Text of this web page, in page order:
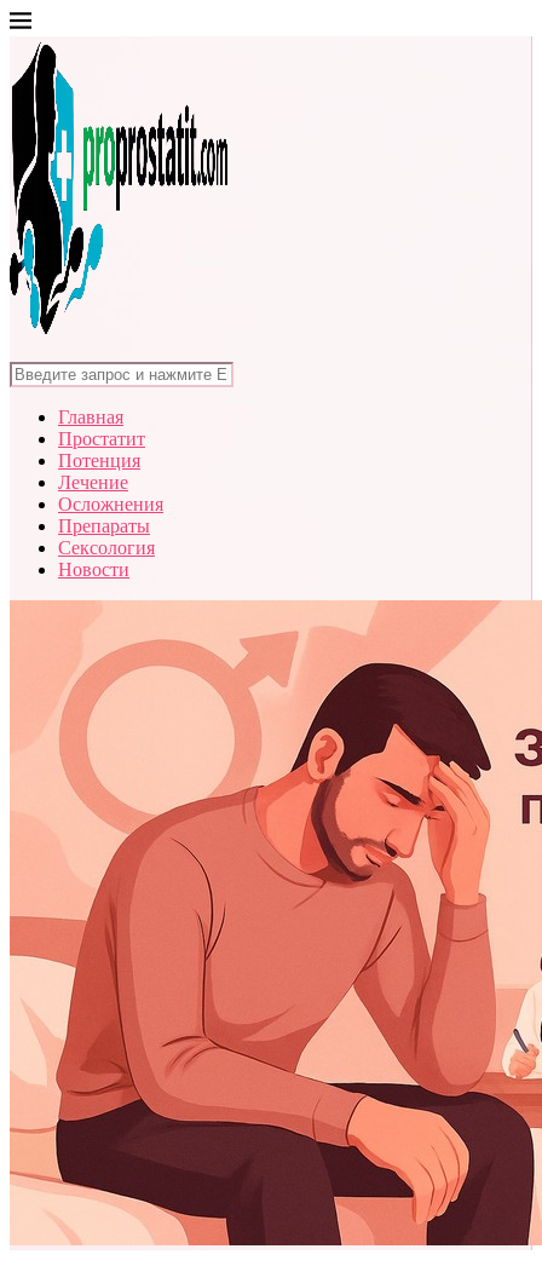
Главная
Простатит
Потенция
Лечение
Осложнения
Препараты
Сексология
Новости